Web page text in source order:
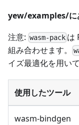
yew/examples/に
注意: wasm-pack は
組み合わせます。
イズ最適化を用い
使用したツール
wasm-bindgen